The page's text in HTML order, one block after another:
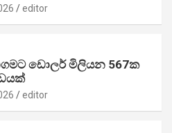
editor
ඩොලර් මිලියන 567ක
editor